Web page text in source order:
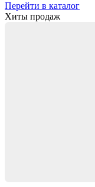
Перейти в каталог
Хиты продаж